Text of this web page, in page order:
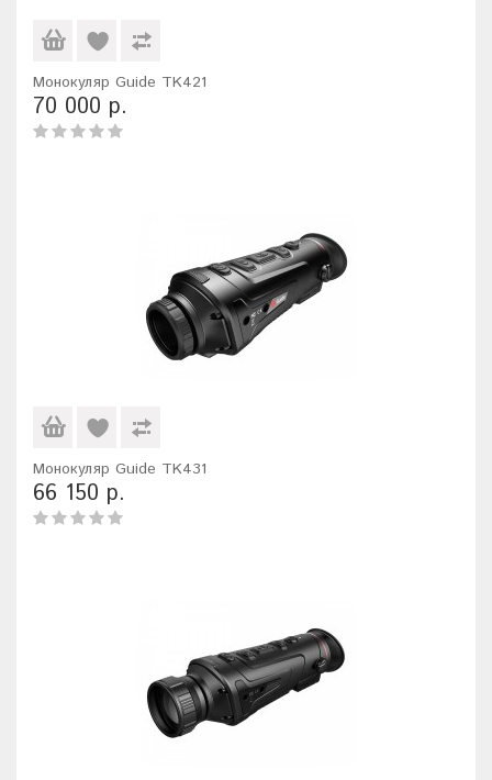
Монокуляр Guide TK421
70 000 р.
Монокуляр Guide TK431
66 150 р.